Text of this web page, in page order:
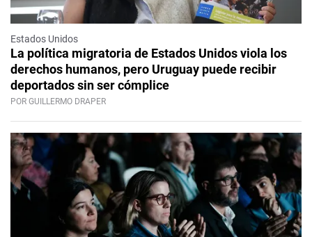
Estados Unidos
La política migratoria de Estados Unidos viola los
derechos humanos, pero Uruguay puede recibir
deportados sin ser cómplice
POR GUILLERMO DRAPER